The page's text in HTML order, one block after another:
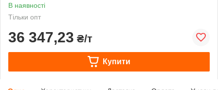
В наявності
Тільки опт
36 347,23 ₴/т
Купити